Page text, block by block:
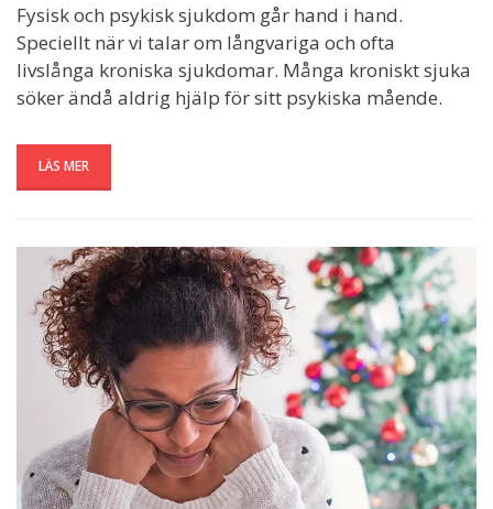
Fysisk och psykisk sjukdom går hand i hand.
Speciellt när vi talar om långvariga och ofta
livslånga kroniska sjukdomar. Många kroniskt sjuka
söker ändå aldrig hjälp för sitt psykiska mående.
LÄS MER